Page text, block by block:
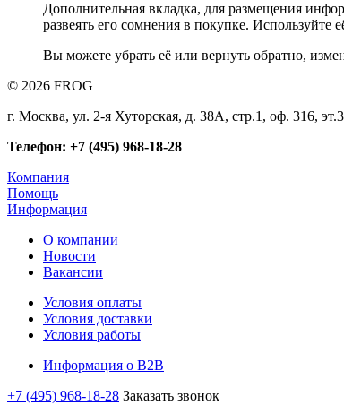
Дополнительная вкладка, для размещения
развеять его сомнения в покупке. Используйте
Вы можете убрать её или вернуть обратно,
© 2026 FROG
г. Москва, ул. 2-я Хуторская, д. 38А, стр.1, оф. 316, эт.3
Телефон: +7 (495) 968-18-28
Компания
Помощь
Информация
О компании
Новости
Вакансии
Условия оплаты
Условия доставки
Условия работы
Информация о B2B
+7 (495) 968-18-28 Заказать звонок